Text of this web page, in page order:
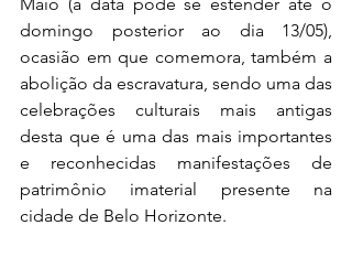
domingo posterior ao dia 13/05),
ocasião em que comemora, também a
abolição da escravatura, sendo uma das
celebrações culturais mais antigas
desta que é uma das mais importantes
e reconhecidas manifestações de
patrimônio imaterial presente na
cidade de Belo Horizonte.